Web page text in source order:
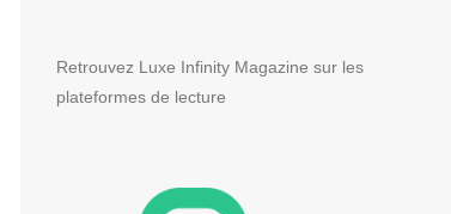
Retrouvez Luxe Infinity Magazine sur les
plateformes de lecture